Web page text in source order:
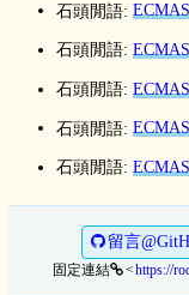
石頭閒語:
石頭閒語:
石頭閒語:
石頭閒語:
石頭閒語:
留言
固定連結 <https://